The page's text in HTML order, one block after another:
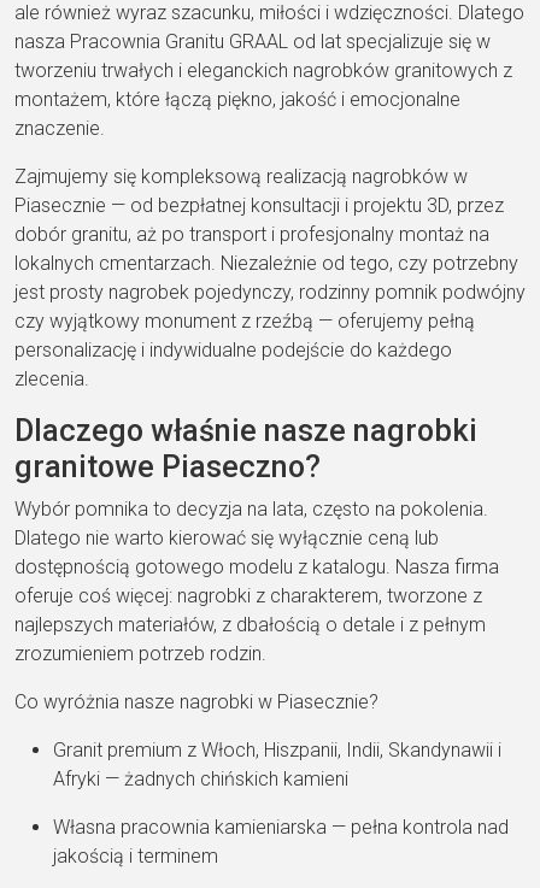
ale również wyraz szacunku, miłości i wdzięczności. Dlatego
nasza Pracownia Granitu GRAAL od lat specjalizuje się w
tworzeniu trwałych i eleganckich nagrobków granitowych z
montażem, które łączą piękno, jakość i emocjonalne
znaczenie.
Zajmujemy się kompleksową realizacją nagrobków w
Piasecznie — od bezpłatnej konsultacji i projektu 3D, przez
dobór granitu, aż po transport i profesjonalny montaż na
lokalnych cmentarzach. Niezależnie od tego, czy potrzebny
jest prosty nagrobek pojedynczy, rodzinny pomnik podwójny
czy wyjątkowy monument z rzeźbą — oferujemy pełną
personalizację i indywidualne podejście do każdego
zlecenia.
Dlaczego właśnie nasze nagrobki
granitowe Piaseczno?
Wybór pomnika to decyzja na lata, często na pokolenia.
Dlatego nie warto kierować się wyłącznie ceną lub
dostępnością gotowego modelu z katalogu. Nasza firma
oferuje coś więcej: nagrobki z charakterem, tworzone z
najlepszych materiałów, z dbałością o detale i z pełnym
zrozumieniem potrzeb rodzin.
Co wyróżnia nasze nagrobki w Piasecznie?
Granit premium z Włoch, Hiszpanii, Indii, Skandynawii i
Afryki — żadnych chińskich kamieni
Własna pracownia kamieniarska — pełna kontrola nad
jakością i terminem